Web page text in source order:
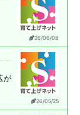
26/06/08
26/05/25
が